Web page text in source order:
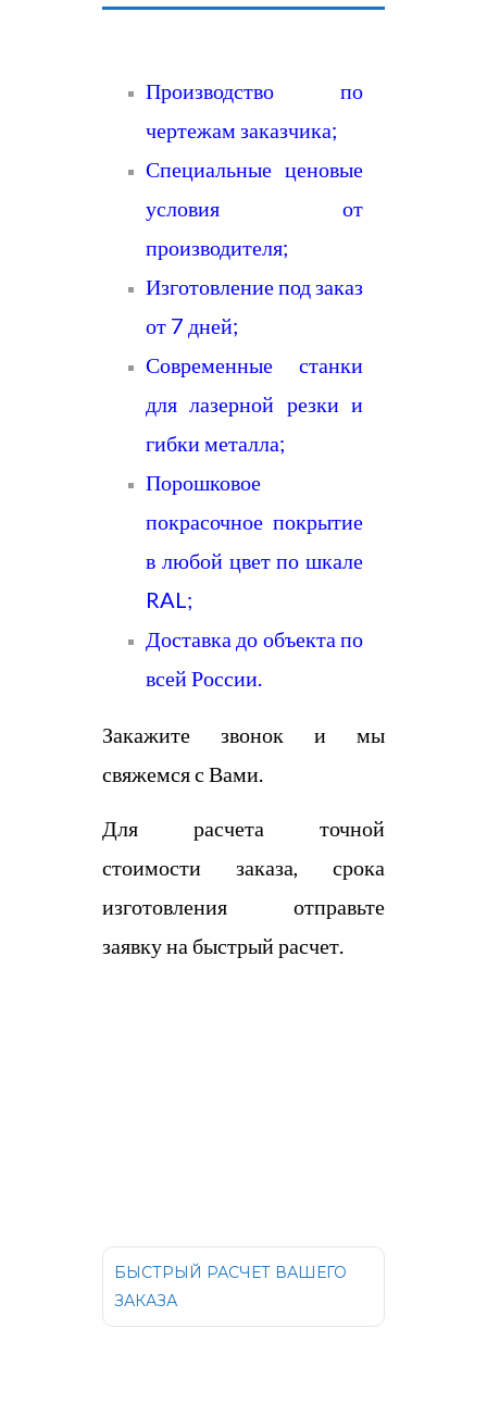
Производство по
чертежам заказчика;
Специальные ценовые
условия от
производителя;
Изготовление под заказ
от 7 дней;
Современные станки
для лазерной резки и
гибки металла;
Порошковое
покрасочное покрытие
в любой цвет по шкале
RAL;
Доставка до объекта по
всей России.
Закажите звонок и мы
свяжемся с Вами.
Для расчета точной
стоимости заказа, срока
изготовления отправьте
заявку на быстрый расчет.
БЫСТРЫЙ РАСЧЕТ ВАШЕГО
ЗАКАЗА